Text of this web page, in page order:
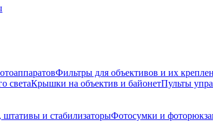
Фильтры для объективов и их
светаКрышки на объектив и байонетПульты
и стабилизаторыФотосумки и